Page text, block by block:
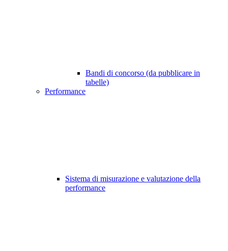
Bandi di concorso (da pubblicare in
tabelle)
Performance
Sistema di misurazione e valutazione della
performance